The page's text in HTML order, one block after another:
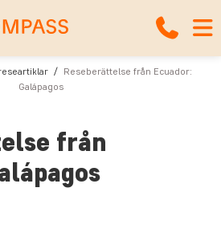
Reseberättelse från Ecuador:
Galápagos
från